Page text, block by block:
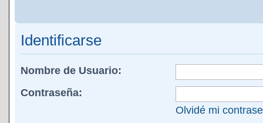
Identificarse
Nombre de Usuario:
Contraseña:
Olvidé mi